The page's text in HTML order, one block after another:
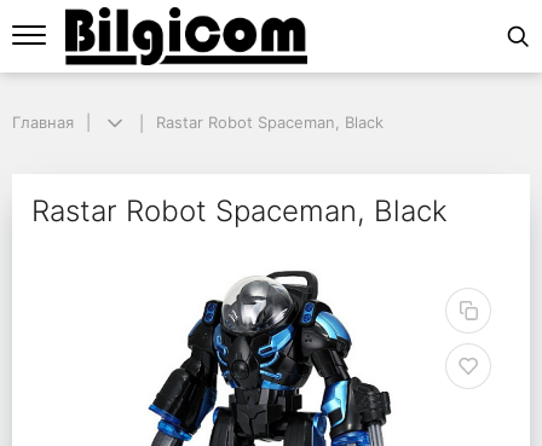
Rastar Robot Spaceman, Black
Главная Rastar Robot Spaceman, Black
Rastar Robot Spaceman, Black